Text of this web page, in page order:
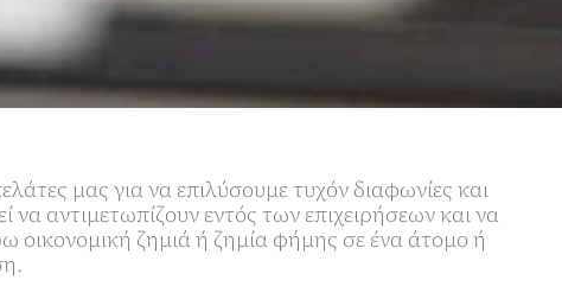
μας για να επιλύσουμε τυχόν διαφωνίες και
να αντιμετωπίζουν εντός των επιχειρήσεων και να
οικονομική ζημιά ή ζημία φήμης σε ένα άτομο ή